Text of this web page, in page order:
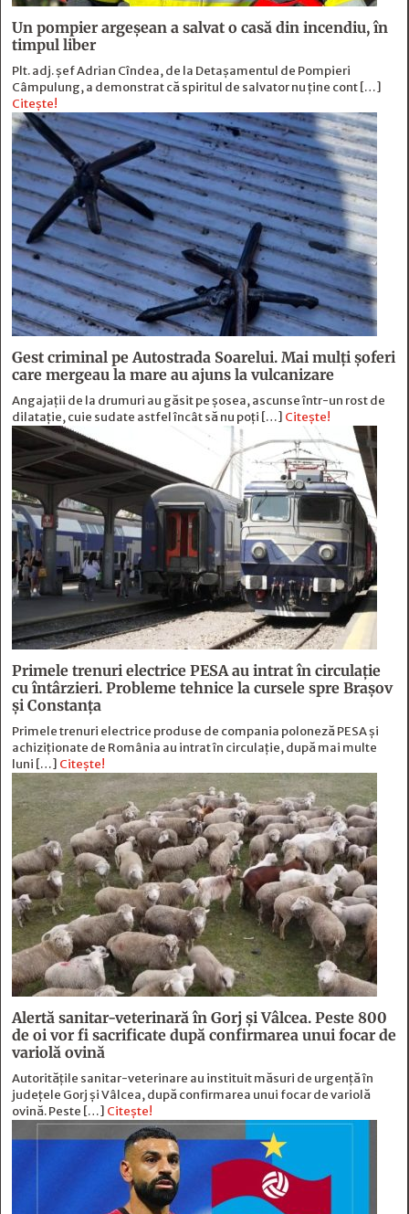
Un pompier argeșean a salvat o casă din incendiu, în
timpul liber
Plt. adj. șef Adrian Cîndea, de la Detașamentul de Pompieri
Câmpulung, a demonstrat că spiritul de salvator nu ține cont […]
Citește!
Gest criminal pe Autostrada Soarelui. Mai mulți șoferi
care mergeau la mare au ajuns la vulcanizare
Angajaţii de la drumuri au găsit pe şosea, ascunse într-un rost de
dilataţie, cuie sudate astfel încât să nu poţi […] Citește!
Primele trenuri electrice PESA au intrat în circulație
cu întârzieri. Probleme tehnice la cursele spre Brașov
și Constanța
Primele trenuri electrice produse de compania poloneză PESA și
achiziționate de România au intrat în circulație, după mai multe
luni […] Citește!
Alertă sanitar-veterinară în Gorj și Vâlcea. Peste 800
de oi vor fi sacrificate după confirmarea unui focar de
variolă ovină
Autoritățile sanitar-veterinare au instituit măsuri de urgență în
județele Gorj și Vâlcea, după confirmarea unui focar de variolă
ovină. Peste […] Citește!